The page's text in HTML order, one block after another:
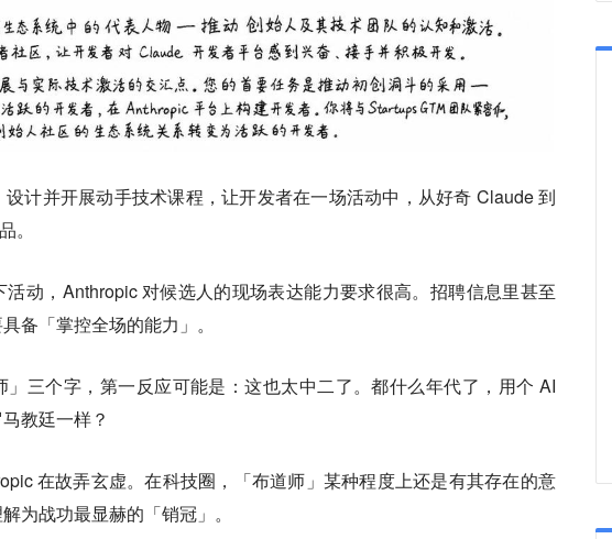
计并开展动手技术课程，让开发者在一场活动中，从好奇 Claude 到
。
动，Anthropic 对候选人的现场表达能力要求很高。招聘信息里甚至
备「掌控全场的能力」。
三个字，第一反应可能是：这也太中二了。都什么年代了，用个 AI
教廷一样？
在故弄玄虚。在科技圈，「布道师」某种程度上还是有其存在的意
为战功最显赫的「销冠」。